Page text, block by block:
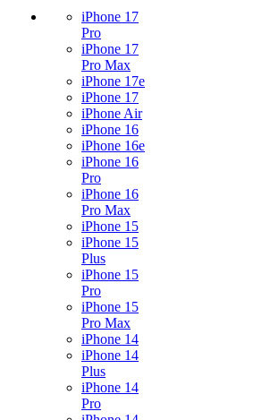
iPhone 17
Pro
iPhone 17
Pro Max
iPhone 17e
iPhone 17
iPhone Air
iPhone 16
iPhone 16e
iPhone 16
Pro
iPhone 16
Pro Max
iPhone 15
iPhone 15
Plus
iPhone 15
Pro
iPhone 15
Pro Max
iPhone 14
iPhone 14
Plus
iPhone 14
Pro